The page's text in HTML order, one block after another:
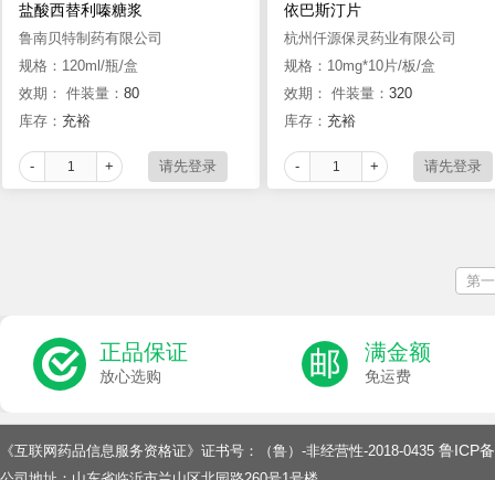
盐酸西替利嗪糖浆
鲁南贝特制药有限公司
规格：120ml/瓶/盒
效期： 件装量： 80
库存： 充裕
- +
依巴斯汀片
杭州仟源保灵药业有限公司
规格：10mg*10片/板/盒
效期： 件装量： 320
库存： 充裕
- +
第
正品保证
放心选购
满金额
免运费
《互联网药品信息服务资格证》证书号：（鲁）-非经营性-2018-0435 鲁ICP